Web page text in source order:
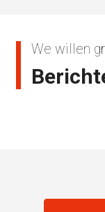
We willen